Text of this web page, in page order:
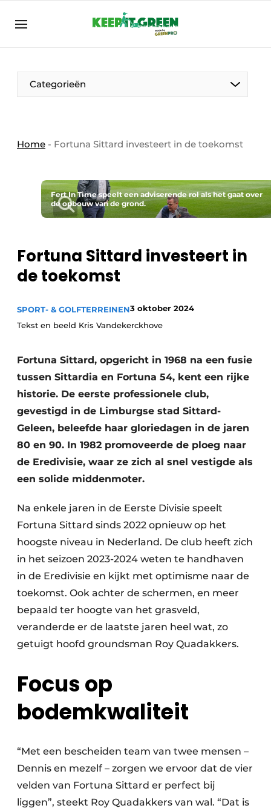
NL ENG FR
Categorieën
Home - Fortuna Sittard investeert in de toekomst
Fert In Time speelt een adviserende rol als het gaat over
de opbouw van de grond.
Fortuna Sittard investeert in
de toekomst
SPORT- & GOLFTERREINEN3 oktober 2024
Tekst en beeld Kris Vandekerckhove
Fortuna Sittard, opgericht in 1968 na een fusie
tussen Sittardia en Fortuna 54, kent een rijke
historie. De eerste professionele club,
gevestigd in de Limburgse stad Sittard-
Geleen, beleefde haar gloriedagen in de jaren
80 en 90. In 1982 promoveerde de ploeg naar
de Eredivisie, waar ze zich al snel vestigde als
een solide middenmoter.
Na enkele jaren in de Eerste Divisie speelt
Fortuna Sittard sinds 2022 opnieuw op het
hoogste niveau in Nederland. De club heeft zich
in het seizoen 2023-2024 weten te handhaven
in de Eredivisie en kijkt met optimisme naar de
toekomst. Ook achter de schermen, en meer
bepaald ter hoogte van het grasveld,
veranderde er de laatste jaren heel wat, zo
getuigt hoofd groundsman Roy Quadakkers.
Focus op
bodemkwaliteit
“Met een bescheiden team van twee mensen –
Dennis en mezelf – zorgen we ervoor dat de vier
velden van Fortuna Sittard er perfect bij
liggen”, steekt Roy Quadakkers van wal. “Dat is